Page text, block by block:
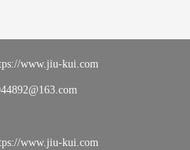
www.jiu-kui.com
www.jiu-kui.com